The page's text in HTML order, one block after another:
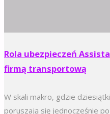
Rola ubezpieczeń
firmą transportową
W skali makro, gdzie
poruszają się jednocześnie